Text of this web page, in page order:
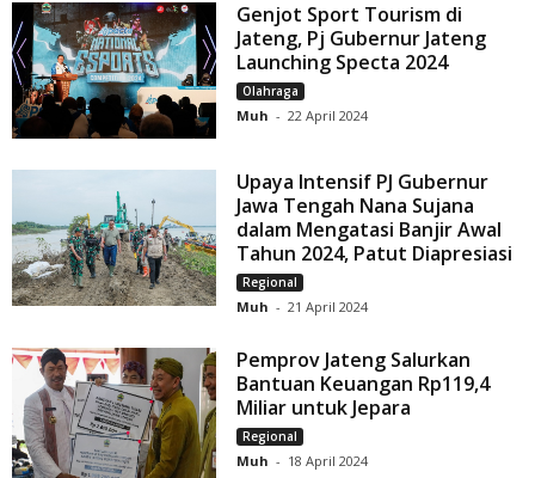
Genjot Sport Tourism di
Jateng, Pj Gubernur Jateng
Launching Specta 2024
Olahraga
Muh - 22 April 2024
Upaya Intensif PJ Gubernur
Jawa Tengah Nana Sujana
dalam Mengatasi Banjir Awal
Tahun 2024, Patut Diapresiasi
Regional
Muh - 21 April 2024
Pemprov Jateng Salurkan
Bantuan Keuangan Rp119,4
Miliar untuk Jepara
Regional
Muh - 18 April 2024